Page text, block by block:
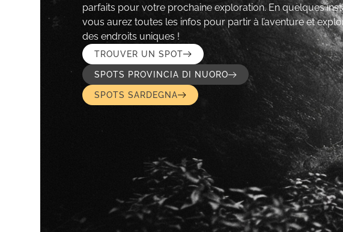
parfaits pour votre prochaine exploration. En quelques
vous aurez toutes les infos pour partir à l’aventure et
des endroits uniques !
TROUVER UN SPOT
SPOTS PROVINCIA DI NUORO
SPOTS SARDEGNA